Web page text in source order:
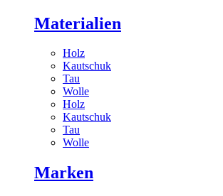
Materialien
Holz
Kautschuk
Tau
Wolle
Holz
Kautschuk
Tau
Wolle
Marken